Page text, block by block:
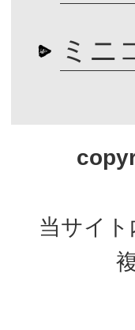
ミニ
当サイ